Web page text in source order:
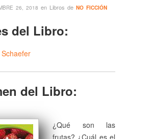
26, 2018 en Libros de NO FICCIÓN
del Libro:
del Libro:
¿Qué son las
frutas? ¿Cuál es el